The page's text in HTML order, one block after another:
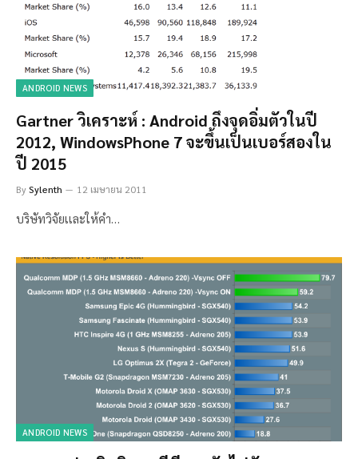
ANDROID NEWS
Gartner วิเคราะห์ : Android ถึงจุดอิ่มตัวในปี
2012, WindowsPhone 7 จะขึ้นเป็นเบอร์สองใน
ปี 2015
BySylenth 12 เมษายน 2011
บริษัทวิจัยเเละให้คำ…
ANDROID NEWS